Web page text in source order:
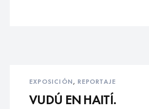
EXPOSICIÓN, REPORTAJE
VUDÚ EN HAITÍ.